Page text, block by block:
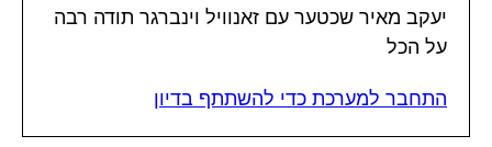
יעקב מאיר שכטער עם זאנוויל וינברגר תודה רבה
על הכל
התחבר למערכת כדי להשתתף בדיון